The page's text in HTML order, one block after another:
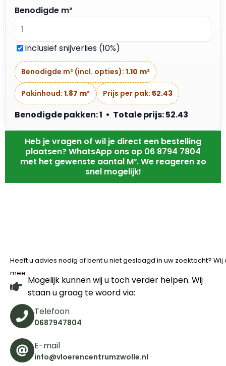
Benodigde m²
Inclusief snijverlies (10%)
Benodigde m² (incl. opties): 1.10 m²
Pakinhoud: 1.87 m² Prijs per pak: 52.43
Benodigde pakken: 1 • Totale prijs: 52.43
Heb je vragen of wil je direct een bestelling
plaatsen? WhatsApp ons op 06 8794 7804
met het gewenste aantal M². We reageren zo
snel mogelijk!
Heeft u advies nodig of bent u niet geslaagd in uw zoektocht?
mee.
Mogelijk kunnen wij u toch verder helpen. Wij
staan u graag te woord via:
Telefoon
0687947804
E-mail
info@vloerencentrumzwolle.nl